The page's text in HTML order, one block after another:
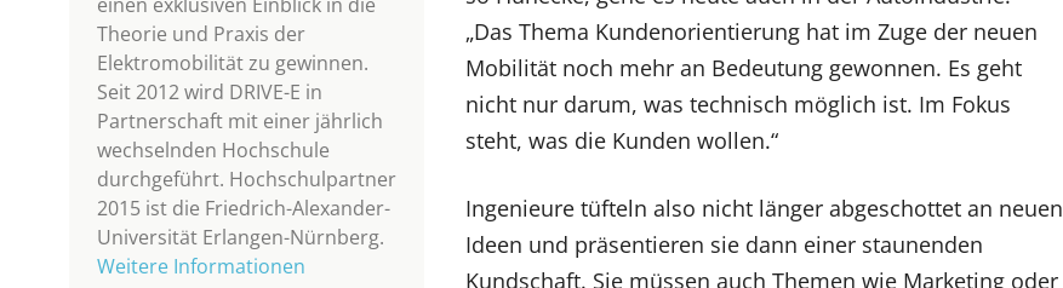
einen exklusiven Einblick in die
Theorie und Praxis der
Elektromobilität zu gewinnen.
Seit 2012 wird DRIVE-E in
Partnerschaft mit einer jährlich
wechselnden Hochschule
durchgeführt. Hochschulpartner
2015 ist die Friedrich-Alexander-
Universität Erlangen-Nürnberg.
Weitere Informationen
„Das Thema Kundenorientierung hat im Zuge der neuen
Mobilität noch mehr an Bedeutung gewonnen. Es geht
nicht nur darum, was technisch möglich ist. Im Fokus
steht, was die Kunden wollen.“
Ingenieure tüfteln also nicht länger abgeschottet an neuen
Ideen und präsentieren sie dann einer staunenden
Kundschaft. Sie müssen auch Themen wie Marketing oder